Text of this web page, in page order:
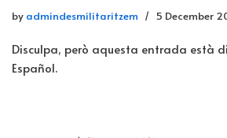
by admindesmilitaritzem 5 December
Disculpa, però aquesta entrada està
Español.